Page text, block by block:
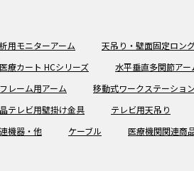
用モニターアーム
天吊り・壁面固定ロン
療カート HCシリーズ
水平垂直多関節アー
レーム用アーム
移動式ワークステーショ
テレビ用壁掛け金具
テレビ用天吊り
機器・他
ケーブル 医療機関関連商